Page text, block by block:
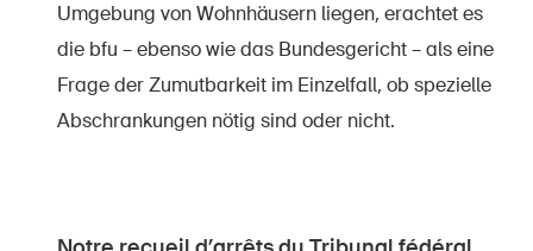
Umgebung von Wohnhäusern liegen, erachtet es
die bfu – ebenso wie das Bundesgericht – als eine
Frage der Zumutbarkeit im Einzelfall, ob spezielle
Abschrankungen nötig sind oder nicht.